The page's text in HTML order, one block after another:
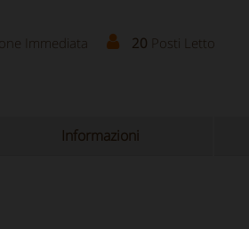
Immediata 20 Posti Letto
Informazioni